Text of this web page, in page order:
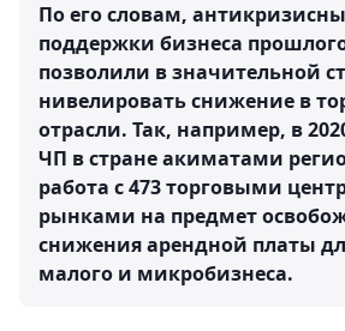
По его словам,
поддержки бизнеса
позволили в значительной
нивелировать снижение в
отрасли. Так, например, в
ЧП в стране акиматами
работа с 473 торговыми
рынками на предмет
снижения арендной платы
малого и микробизнеса.